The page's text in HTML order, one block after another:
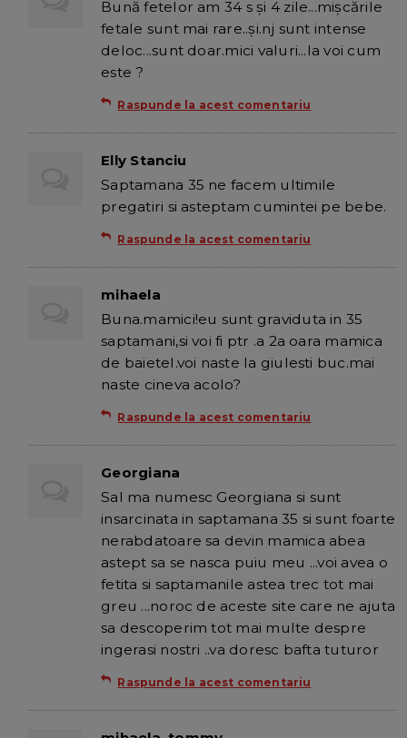
Bună fetelor am 34 s și 4 zile...mișcările
fetale sunt mai rare..și.nj sunt intense
deloc...sunt doar.mici valuri...la voi cum
este ?
Raspunde la acest comentariu
Elly Stanciu
Saptamana 35 ne facem ultimile
pregatiri si asteptam cumintei pe bebe.
Raspunde la acest comentariu
mihaela
Buna.mamici!eu sunt graviduta in 35
saptamani,si voi fi ptr .a 2a oara mamica
de baietel.voi naste la giulesti buc.mai
naste cineva acolo?
Raspunde la acest comentariu
Georgiana
Sal ma numesc Georgiana si sunt
insarcinata in saptamana 35 si sunt foarte
nerabdatoare sa devin mamica abea
astept sa se nasca puiu meu ...voi avea o
fetita si saptamanile astea trec tot mai
greu ...noroc de aceste site care ne ajuta
sa descoperim tot mai multe despre
ingerasi nostri ..va doresc bafta tuturor
Raspunde la acest comentariu